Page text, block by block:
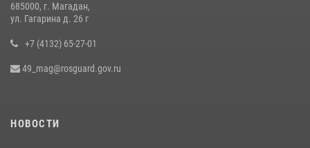
15 июля 2026, 06:21
685000, г. Магадан,
ул. Гагарина д. 26 г
+7 (4132) 65-27-01
49_mag@rosguard.gov.ru
НОВОСТИ